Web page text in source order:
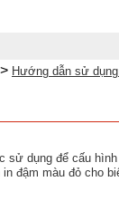
> Hướng dẫn sử
dụng để cấu
đậm màu đỏ cho